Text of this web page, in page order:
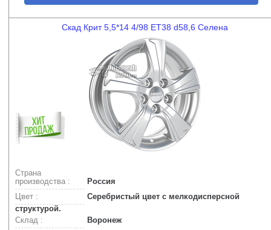
Скад Крит 5,5*14 4/98 ET38 d58,6 Селена
Страна
производства :
Россия
Цвет :
Серебристый цвет с мелкодисперсной
структурой.
Склад :
Воронеж